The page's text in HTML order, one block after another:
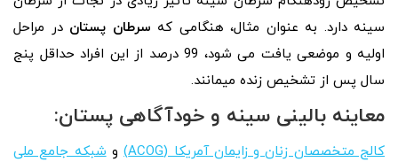
سینه دارد. به عنوان مثال، هنگامی که سرطان پستان در مراحل
اولیه و موضعی یافت می شود، 99 درصد از این افراد حداقل پنج
سال پس از تشخیص زنده میمانند.
معاینه بالینی سینه و خودآگاهی پستان:
کالج متخصصان زنان و زایمان آمریکا (ACOG) وشبکه جامع ملی